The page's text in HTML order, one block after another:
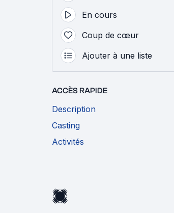
En cours
Coup de cœur
Ajouter à une liste
ACCÈS RAPIDE
Description
Casting
Activités